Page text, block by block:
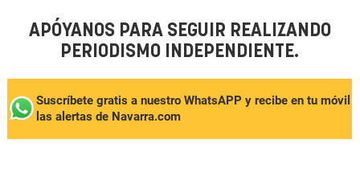
APÓYANOS PARA SEGUIR REALIZANDO
PERIODISMO INDEPENDIENTE.
Suscríbete gratis a nuestro WhatsAPP y recibe en tu móvil
las alertas de Navarra.com